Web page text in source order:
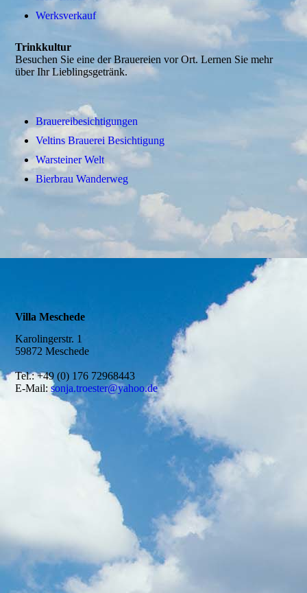
Werksverkauf
Trinkkultur
Besuchen Sie eine der Brauereien vor Ort. Lernen Sie mehr
über Ihr Lieblingsgetränk.
Brauereibesichtigungen
Veltins Brauerei Besichtigung
Warsteiner Welt
Bierbrau Wanderweg
Villa Meschede
Karolingerstr. 1
59872 Meschede
Tel.: +49 (0) 176 72968443
E-Mail:sonja.troester@yahoo.de